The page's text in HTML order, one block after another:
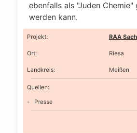
ebenfalls als "Juden Chemie"
werden kann.
Projekt: RAA
Ort: Riesa
Landkreis: Meißen
Quellen:
Presse